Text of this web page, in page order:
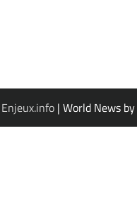
Enjeux.info| World News by